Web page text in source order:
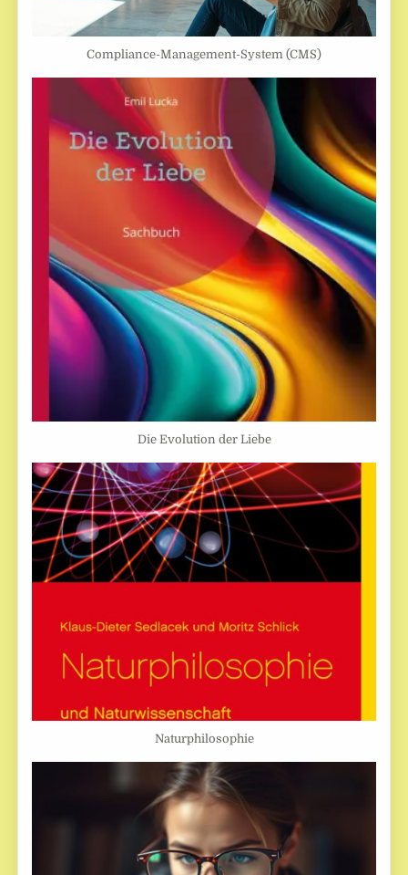
Compliance-Management-System (CMS)
Die Evolution der Liebe
Naturphilosophie